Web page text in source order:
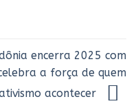
encerra 2025 com
a força de quem
acontecer